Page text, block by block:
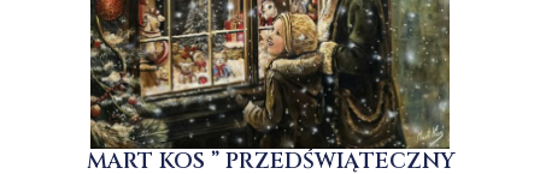
MART KOS ” PRZEDŚWIĄTECZNY